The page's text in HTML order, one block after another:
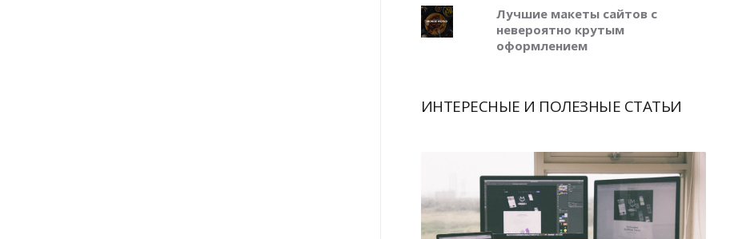
Лучшие макеты сайтов с
невероятно крутым
оформлением
ИНТЕРЕСНЫЕ И ПОЛЕЗНЫЕ СТАТЬИ